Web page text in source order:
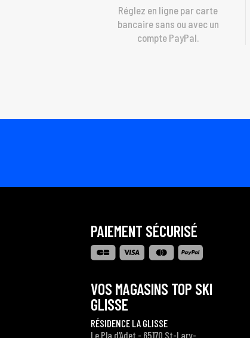
Réglez en ligne par carte
bancaire sans ou avec un
compte PayPal.
PAIEMENT SÉCURISÉ
VOS MAGASINS TOP SKI
GLISSE
RÉSIDENCE LA GLISSE
Le Pla d’Adet - 65170 St-Lary-